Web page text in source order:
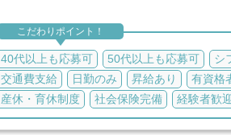
こだわりポイント！
40代以上も応募可 50代以上も応募可 シ
交通費支給
日勤のみ 昇給あり 有資格
産休・育休制度
社会保険完備 経験者歓